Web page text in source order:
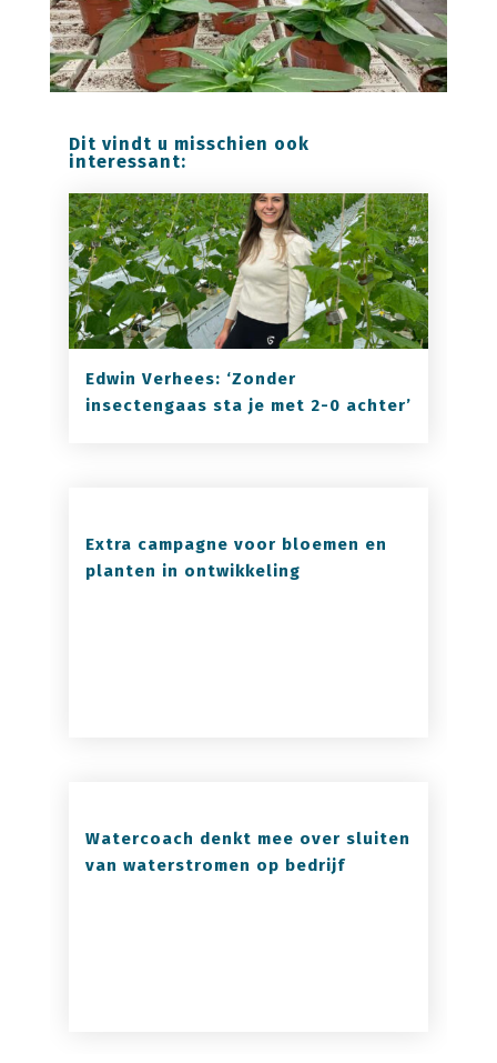
Dit vindt u misschien ook
interessant:
Edwin Verhees: ‘Zonder
insectengaas sta je met 2-0 achter’
Extra campagne voor bloemen en
planten in ontwikkeling
Watercoach denkt mee over sluiten
van waterstromen op bedrijf